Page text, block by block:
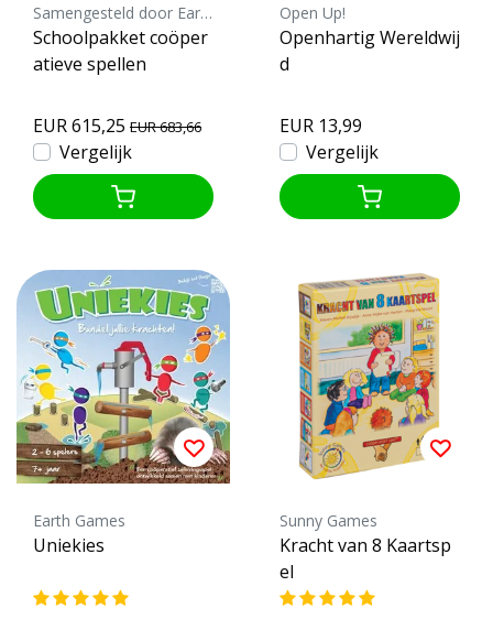
Samengesteld door Earth Games
Schoolpakket coöper
atieve spellen
EUR 615,25 EUR 683,66
Vergelijk
Open Up!
Openhartig Wereldwij
d
EUR 13,99
Vergelijk
Earth Games
Uniekies
Sunny Games
Kracht van 8 Kaartsp
el